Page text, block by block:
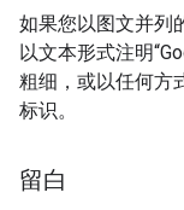
如果您以图文并列
以文本形式注明
粗细，或以任何方
标识。
留白